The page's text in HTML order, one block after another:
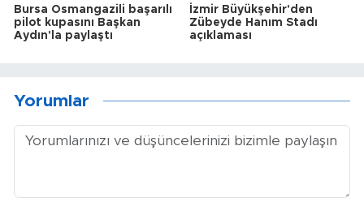
Bursa Osmangazili başarılı
pilot kupasını Başkan
Aydın'la paylaştı
İzmir Büyükşehir'den
Zübeyde Hanım Stadı
açıklaması
Yorumlar